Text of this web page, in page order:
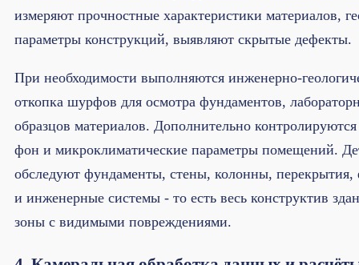
измеряют прочностные характеристики материалов,
параметры конструкций, выявляют скрытые дефекты.
При необходимости выполняются инженерно-
откопка шурфов для осмотра фундаментов,
образцов материалов. Дополнительно
фон и микроклиматические параметры помещений.
обследуют фундаменты, стены, колонны,
и инженерные системы - то есть весь конструктив
зоны с видимыми повреждениями.